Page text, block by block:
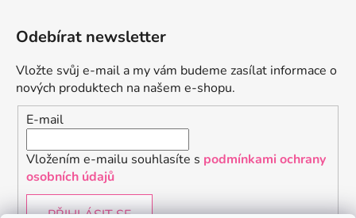
Odebírat newsletter
Vložte svůj e-mail a my vám budeme zasílat informace o
nových produktech na našem e-shopu.
E-mail
Vložením e-mailu souhlasíte s podmínkami ochrany
osobních údajů